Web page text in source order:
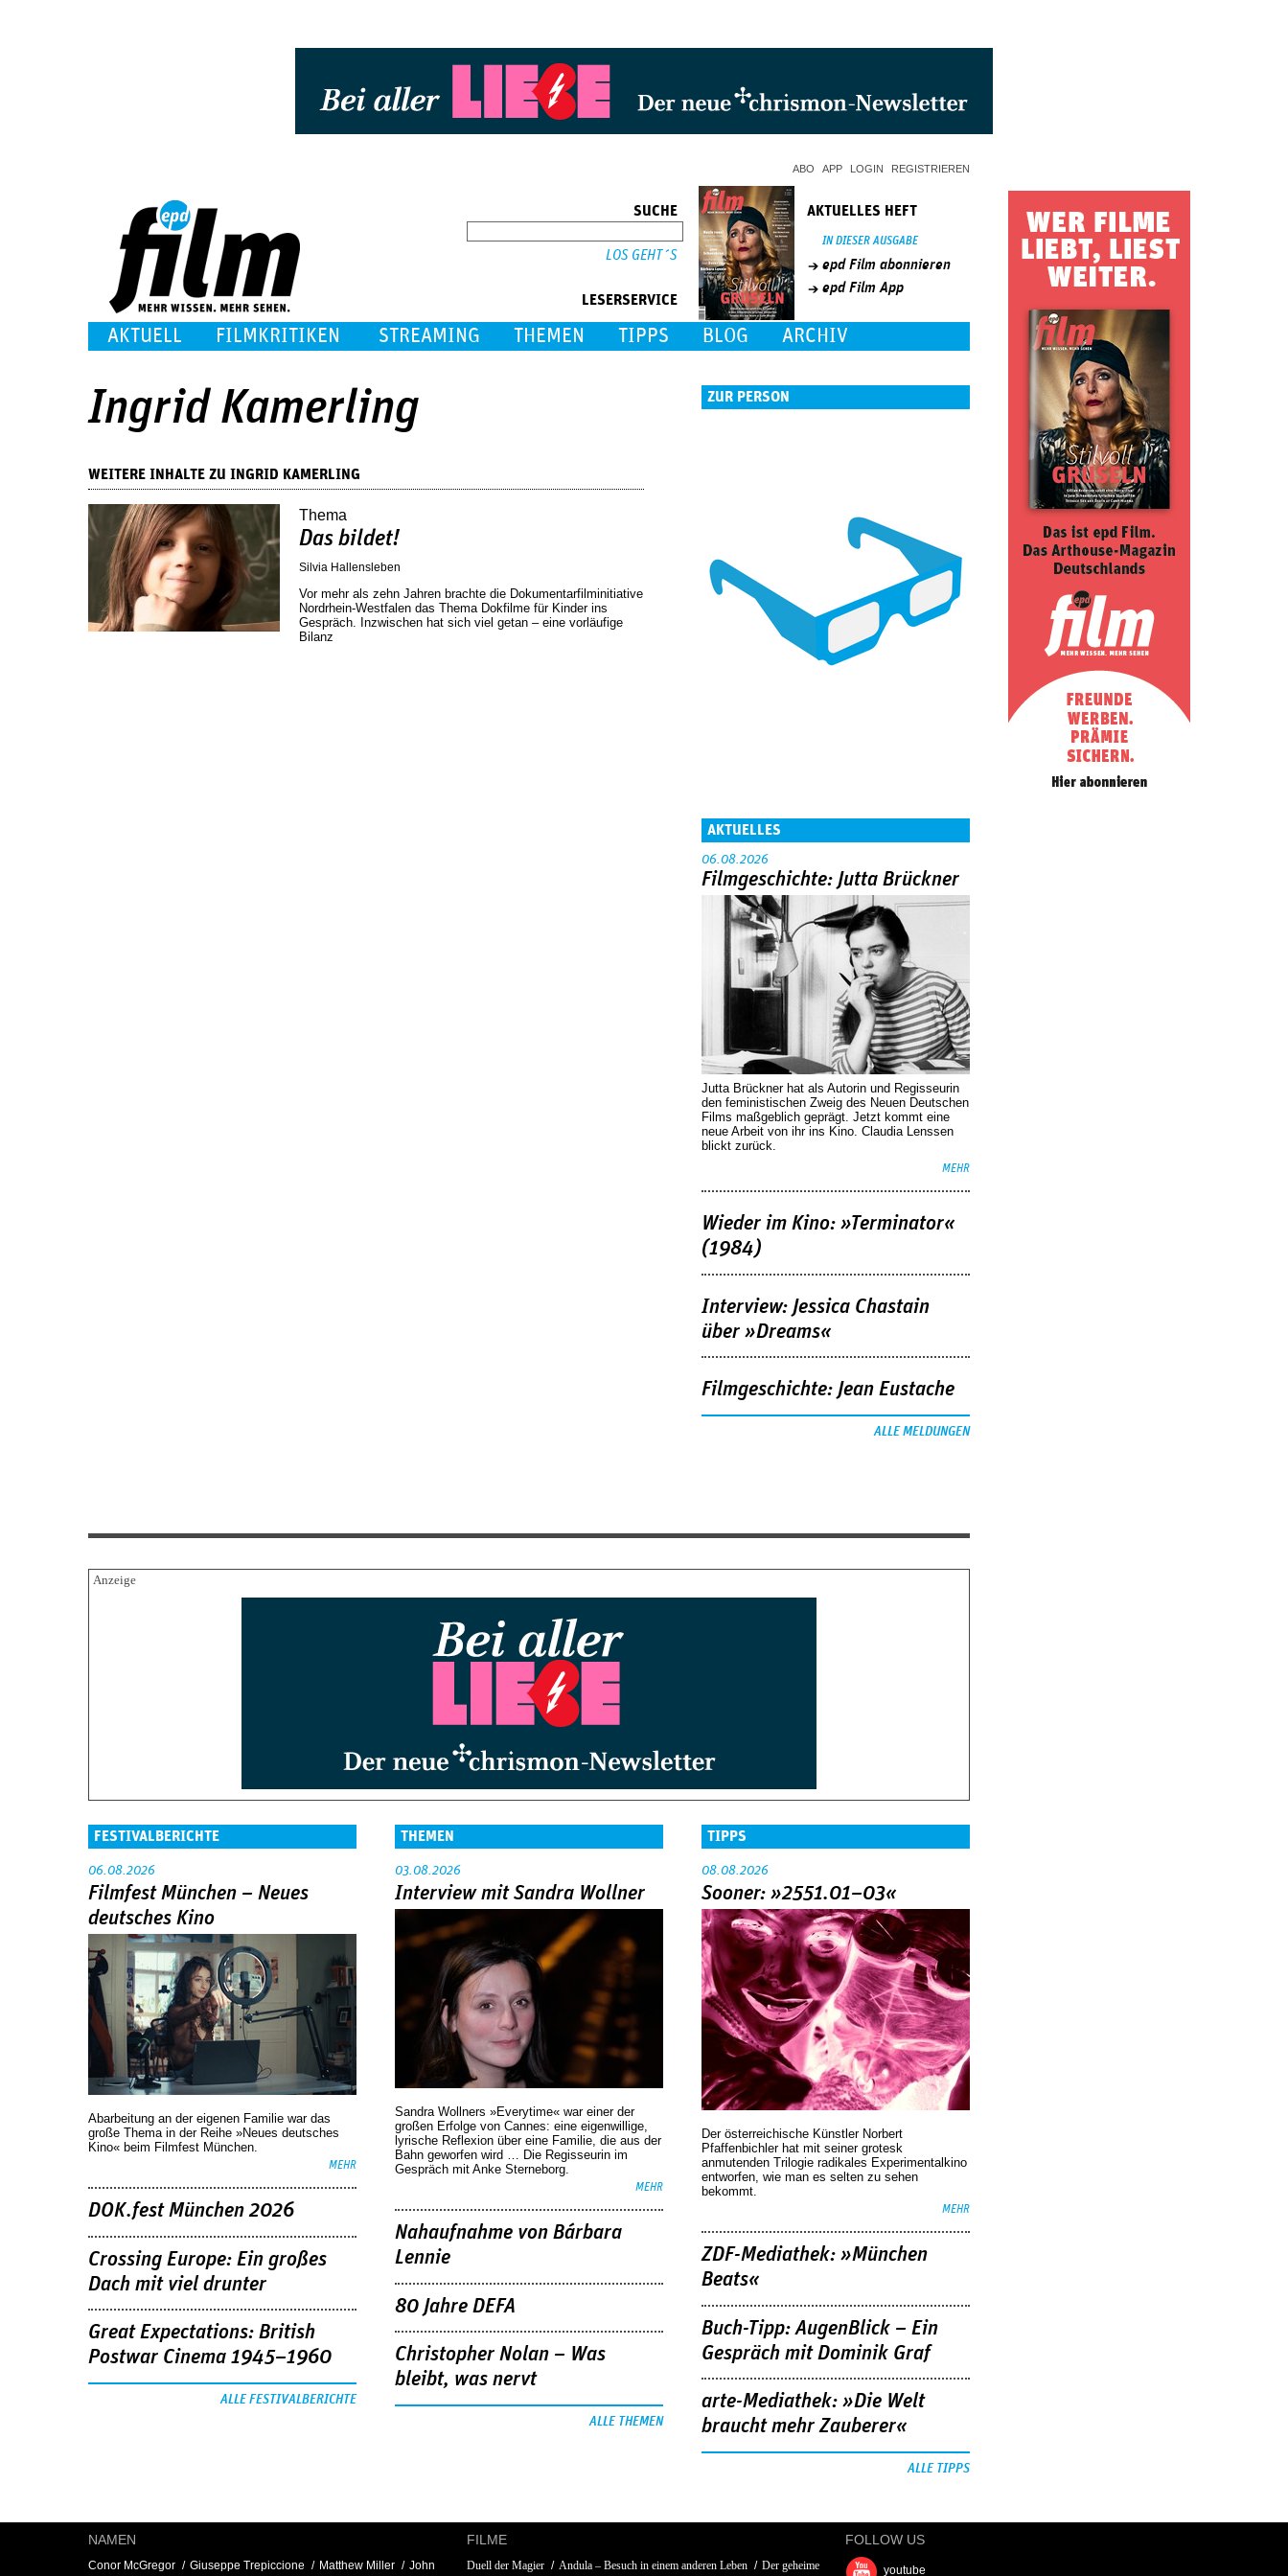
ABO APP LOGIN REGISTRIEREN
SUCHE
LESERSERVICE
AKTUELLES HEFT
IN DIESER AUSGABE
epd Film abonnieren
epd Film App
AKTUELL FILMKRITIKEN STREAMING THEMEN TIPPS BLOG ARCHIV
Ingrid Kamerling
WEITERE INHALTE ZU INGRID KAMERLING
Thema
Das bildet!
Silvia Hallensleben
Vor mehr als zehn Jahren brachte die Dokumentarfilminitiative
­Nordrhein-Westfalen das Thema Dokfilme für Kinder ins
Gespräch. Inzwischen hat sich viel getan – eine vorläufige
Bilanz
ZUR PERSON
AKTUELLES
06.08.2026
Filmgeschichte: Jutta Brückner
Jutta Brückner hat als Autorin und Regisseurin
den feministischen Zweig des Neuen Deutschen
Films maßgeblich geprägt. Jetzt kommt eine
neue Arbeit von ihr ins Kino. Claudia Lenssen
blickt zurück.
MEHR
Wieder im Kino: »Terminator«
(1984)
Interview: Jessica Chastain
über »Dreams«
Filmgeschichte: Jean Eustache
ALLE MELDUNGEN
FESTIVALBERICHTE
06.08.2026
Filmfest München – Neues
deutsches Kino
Abarbeitung an der eigenen Familie war das
große Thema in der Reihe »Neues deutsches
Kino« beim Filmfest München.
MEHR
DOK.fest München 2026
Crossing Europe: Ein großes
Dach mit viel drunter
Great Expectations: British
Postwar Cinema 1945–1960
ALLE FESTIVALBERICHTE
THEMEN
03.08.2026
Interview mit Sandra Wollner
Sandra Wollners »Everytime« war einer der
großen Erfolge von Cannes: eine eigenwillige,
lyrische Reflexion über eine ­Familie, die aus der
Bahn geworfen wird … Die Regisseurin im
Gespräch mit Anke Sterneborg.
MEHR
Nahaufnahme von Bárbara
Lennie
80 Jahre DEFA
Christopher Nolan – Was
bleibt, was nervt
ALLE THEMEN
TIPPS
08.08.2026
Sooner: »2551.01–03«
Der österreichische Künstler Norbert
Pfaffenbichler hat mit seiner grotesk
anmutenden Trilogie radikales Experimentalkino
entworfen, wie man es selten zu sehen
bekommt.
MEHR
ZDF-Mediathek: »München
Beats«
Buch-Tipp: AugenBlick – Ein
Gespräch mit Dominik Graf
arte-Mediathek: »Die Welt
braucht mehr Zauberer«
ALLE TIPPS
NAMEN
Conor McGregor Giuseppe Trepiccione Matthew Miller John
FILME
Duell der Magier Andula – Besuch in einem anderen Leben Der geheime
FOLLOW US
youtube